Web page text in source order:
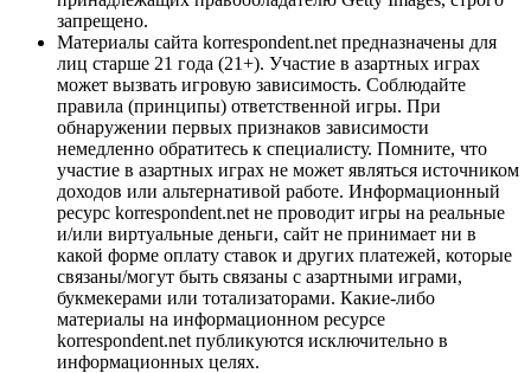
запрещено.
Материалы сайта korrespondent.net предназначены для
лиц старше 21 года (21+). Участие в азартных играх
может вызвать игровую зависимость. Соблюдайте
правила (принципы) ответственной игры. При
обнаружении первых признаков зависимости
немедленно обратитесь к специалисту. Помните, что
участие в азартных играх не может являться источником
доходов или альтернативой работе. Информационный
ресурс korrespondent.net не проводит игры на реальные
и/или виртуальные деньги, сайт не принимает ни в
какой форме оплату ставок и других платежей, которые
связаны/могут быть связаны с азартными играми,
букмекерами или тотализаторами. Какие-либо
материалы на информационном ресурсе
korrespondent.net публикуются исключительно в
информационных целях.